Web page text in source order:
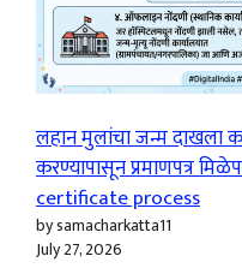
लहान मुलांचा जन्म दाखला
करण्यापासून प्रमाणपत्र
certificate process
by samacharkatta11
July 27, 2026